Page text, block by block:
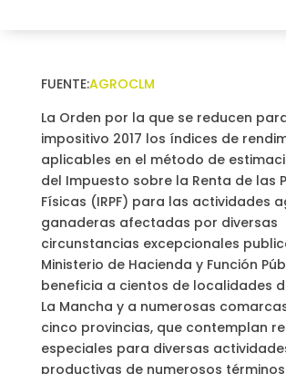
FUENTE:AGROCLM
La Orden por la que se reducen
impositivo 2017 los índices de
aplicables en el método de
del Impuesto sobre la Renta de las
Físicas (IRPF) para las actividades
ganaderas afectadas por diversas
circunstancias excepcionales
Ministerio de Hacienda y Función
beneficia a cientos de localidades
La Mancha y a numerosas
cinco provincias, que contemplan
especiales para diversas
productivas de numerosos términos